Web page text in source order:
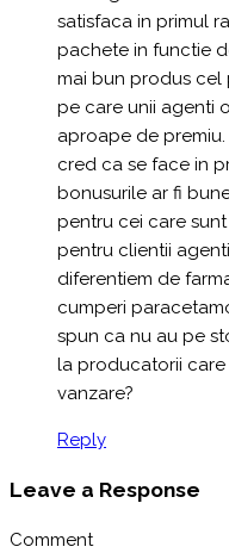
satisfaca in primul
pachete in functie
mai bun produs cel
pe care unii agenti
aproape de
cred ca se face in
bonusurile ar fi
pentru cei care
pentru clientii
diferentiem de
cumperi
spun ca nu au pe
la producatorii
vanzare?
Reply
Leave a Response
Comment